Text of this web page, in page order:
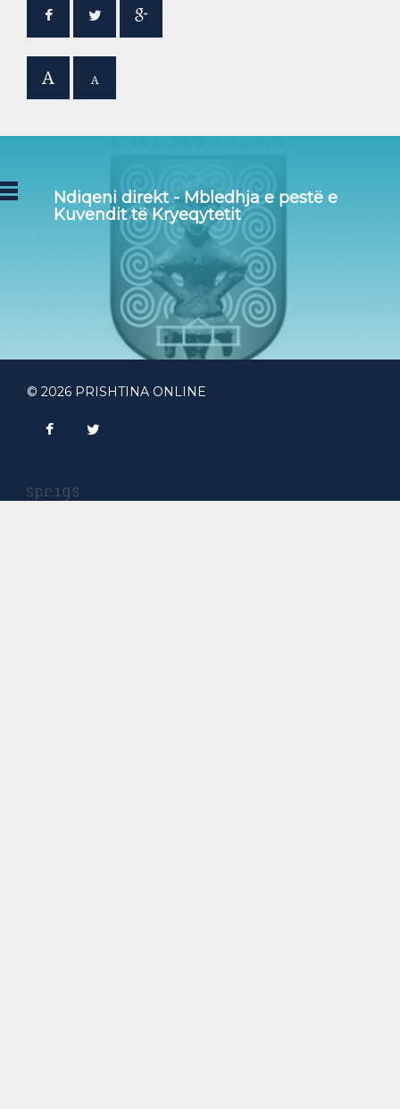
A A
Ndiqeni direkt - Mbledhja e pestë e
Kuvendit të Kryeqytetit
© 2026 PRISHTINA ONLINE